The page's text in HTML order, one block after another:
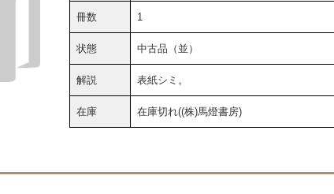
冊数 1
状態 中古品（並）
解説 表紙シミ。
在庫 在庫切れ((株)馬燈書房)